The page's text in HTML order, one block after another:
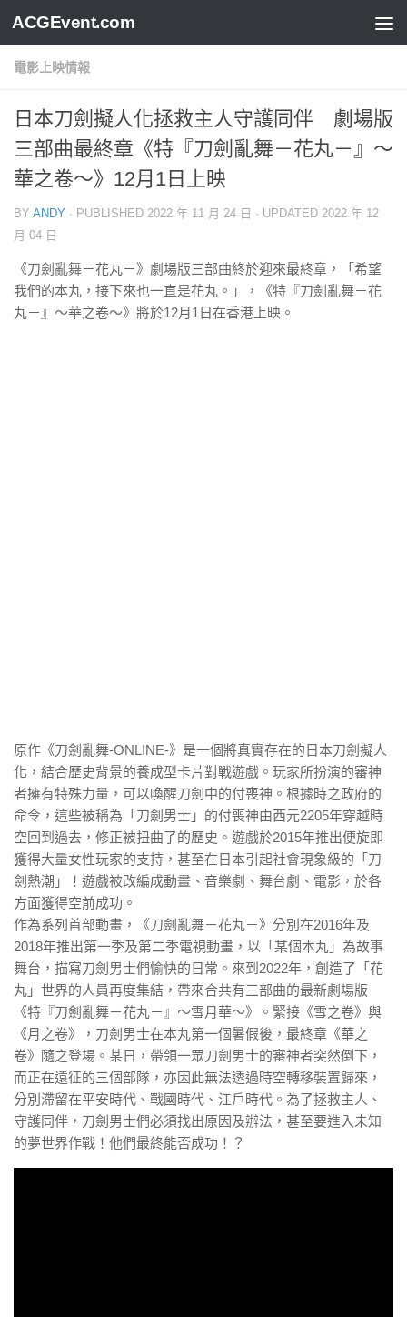
ACGEvent.com
電影上映情報
日本刀劍擬人化拯救主人守護同伴 劇場版
三部曲最終章《特『刀劍亂舞－花丸－』～
華之卷～》12月1日上映
BY ANDY · PUBLISHED 2022 年 11 月 24 日 · UPDATED 2022 年 12
月 04 日
《刀劍亂舞－花丸－》劇場版三部曲終於迎來最終章，「希望
我們的本丸，接下來也一直是花丸。」，《特『刀劍亂舞－花
丸－』～華之卷～》將於12月1日在香港上映。
原作《刀劍亂舞-ONLINE-》是一個將真實存在的日本刀劍擬人
化，結合歷史背景的養成型卡片對戰遊戲。玩家所扮演的審神
者擁有特殊力量，可以喚醒刀劍中的付喪神。根據時之政府的
命令，這些被稱為「刀劍男士」的付喪神由西元2205年穿越時
空回到過去，修正被扭曲了的歷史。遊戲於2015年推出便旋即
獲得大量女性玩家的支持，甚至在日本引起社會現象級的「刀
劍熱潮」！遊戲被改編成動畫、音樂劇、舞台劇、電影，於各
方面獲得空前成功。
作為系列首部動畫，《刀劍亂舞－花丸－》分別在2016年及
2018年推出第一季及第二季電視動畫，以「某個本丸」為故事
舞台，描寫刀劍男士們愉快的日常。來到2022年，創造了「花
丸」世界的人員再度集結，帶來合共有三部曲的最新劇場版
《特『刀劍亂舞－花丸－』～雪月華～》。緊接《雪之卷》與
《月之卷》，刀劍男士在本丸第一個暑假後，最終章《華之
卷》隨之登場。某日，帶領一眾刀劍男士的審神者突然倒下，
而正在遠征的三個部隊，亦因此無法透過時空轉移裝置歸來，
分別滯留在平安時代、戰國時代、江戶時代。為了拯救主人、
守護同伴，刀劍男士們必須找出原因及辦法，甚至要進入未知
的夢世界作戰！他們最終能否成功！？